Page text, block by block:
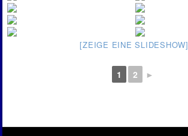
[ZEIGE EINE SLIDESHOW]
1 2 ►